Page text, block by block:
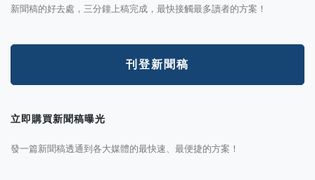
新聞稿的好去處，三分鐘上稿完成，最快接觸最多讀者的方案！
刊登新聞稿
立即購買新聞稿曝光
發一篇新聞稿透通到各大媒體的最快速、最便捷的方案！